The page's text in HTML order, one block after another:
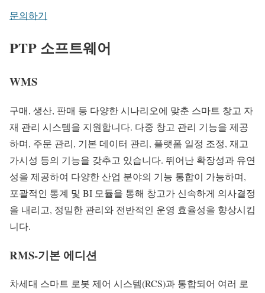
문의하기
PTP 소프트웨어
WMS
구매, 생산, 판매 등 다양한 시나리오에 맞춘 스마트 창고 자
재 관리 시스템을 지원합니다. 다중 창고 관리 기능을 제공
하며, 주문 관리, 기본 데이터 관리, 플랫폼 일정 조정, 재고
가시성 등의 기능을 갖추고 있습니다. 뛰어난 확장성과 유연
성을 제공하여 다양한 산업 분야의 기능 통합이 가능하며,
포괄적인 통계 및 BI 모듈을 통해 창고가 신속하게 의사결정
을 내리고, 정밀한 관리와 전반적인 운영 효율성을 향상시킵
니다.
RMS-기본 에디션
차세대 스마트 로봇 제어 시스템(RCS)과 통합되어 여러 로